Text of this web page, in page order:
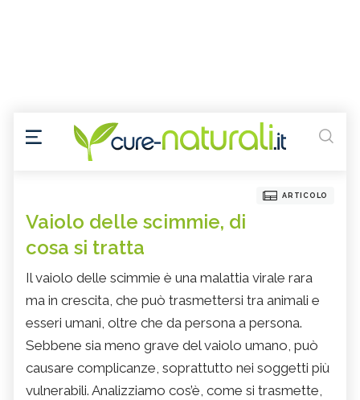
ARTICOLO
Vaiolo delle scimmie, di
cosa si tratta
Il vaiolo delle scimmie è una malattia virale rara
ma in crescita, che può trasmettersi tra animali e
esseri umani, oltre che da persona a persona.
Sebbene sia meno grave del vaiolo umano, può
causare complicanze, soprattutto nei soggetti più
vulnerabili. Analizziamo cos’è, come si trasmette,